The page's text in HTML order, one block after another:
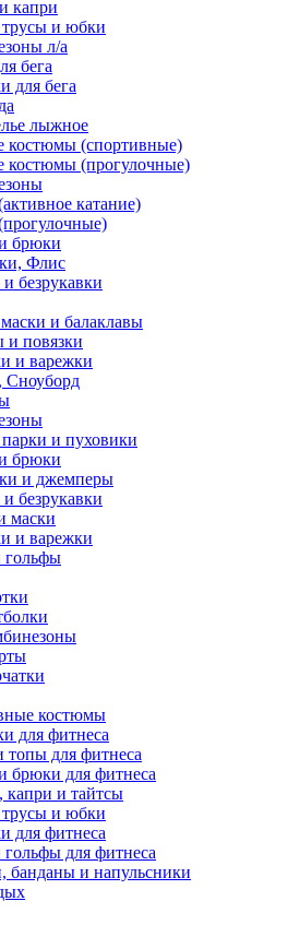
капри
и юбки
л/а
бега
для бега
лыжное
(спортивные)
(прогулочные)
катание)
брюки
Флис
безрукавки
и балаклавы
и повязки
и варежки
Сноуборд
и пуховики
брюки
и джемперы
безрукавки
маски
и варежки
гольфы
костюмы
для фитнеса
для фитнеса
брюки для фитнеса
и тайтсы
и юбки
для фитнеса
для фитнеса
банданы и напульсники